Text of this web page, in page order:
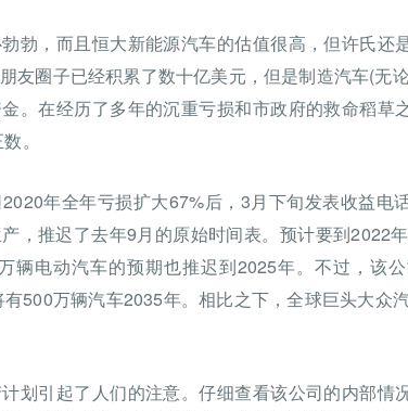
勃，而且恒大新能源汽车的估值很高，但许氏还
友圈子已经积累了数十亿美元，但是制造汽车(无
。在经历了多年的沉重亏损和市政府的救命稻草
。
年全年亏损扩大67%后，3月下旬发表收益电
，推迟了去年9月的原始时间表。预计要到2022
辆电动汽车的预期也推迟到2025年。不过，该
500万辆汽车2035年。相比之下，全球巨头大众
划引起了人们的注意。仔细查看该公司的内部情